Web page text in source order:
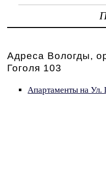
Адреса Вологды,
Гоголя 103
Апартаменты на Ул.